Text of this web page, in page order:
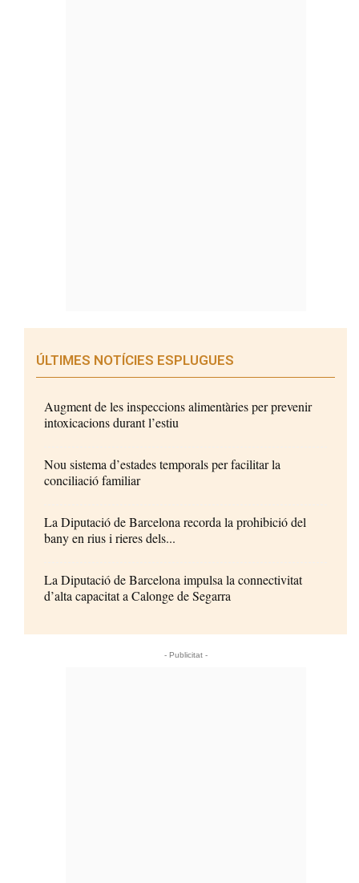
ÚLTIMES NOTÍCIES ESPLUGUES
Augment de les inspeccions alimentàries per prevenir
intoxicacions durant l’estiu
Nou sistema d’estades temporals per facilitar la
conciliació familiar
La Diputació de Barcelona recorda la prohibició del
bany en rius i rieres dels...
La Diputació de Barcelona impulsa la connectivitat
d’alta capacitat a Calonge de Segarra
- Publicitat -